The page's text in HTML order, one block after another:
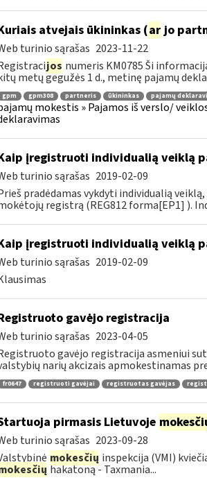
atvejais ūkininkas (arjo
turinio sąrašas 2023-11-22
jos numeris KM0785 Ši
metų gegužės 1 d., metinę pajamų
gpm gpm308 partneris ūkininkas pajamų
mokestis » Pajamos iš verslo/
įregistruoti individualią veiklą
turinio sąrašas 2019-02-09
pradėdamas vykdyti individualią
registrą (REG812 forma[EP1] ).
įregistruoti individualią veiklą
turinio sąrašas 2019-02-09
gavėjo registracija
turinio sąrašas 2023-04-05
gavėjo registracija asmeniui
narių akcizais apmokestinamas
fr0647 registruoti gavėjai registruotas gavėjas
pirmasis Lietuvoje
turinio sąrašas 2023-09-28
mokesčių inspekcija (VMI)
hakatoną - Taxmania...